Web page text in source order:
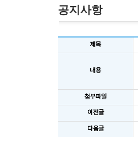
공지사항
제목
내용
첨부파일
이전글
다음글